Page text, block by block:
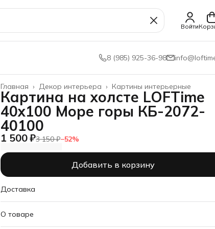
Войти
8 (985) 925-36-98
Картины интерьерные
Декор интерьера ›
Главная ›
Картина на холсте LOFTime
40х100 Море горы КБ-2072-
40100
1 500 ₽3 150 ₽−52%
Добавить в корзину
Доставка
О товаре